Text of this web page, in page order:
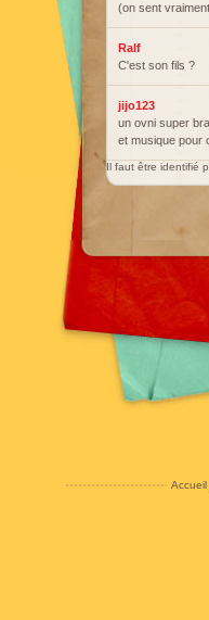
(on sent
Ralf
C'est son fils ?
jijo123
un ovni super
et musique pour
Il faut être identifié
Accueil